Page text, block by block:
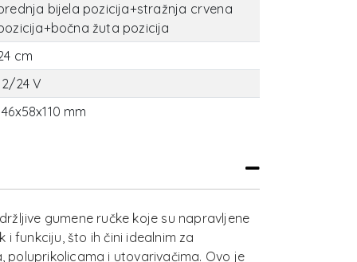
bijela pozicija+stražnja crvena
žuta pozicija
cm
24 V
mm
gumene ručke koje su napravljene
funkciju, što ih čini idealnim za
i utovarivačima. Ovo je